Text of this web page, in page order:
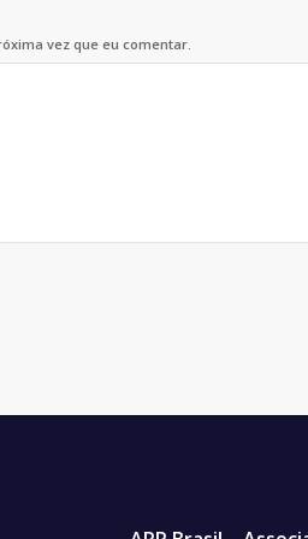
vez que eu comentar.